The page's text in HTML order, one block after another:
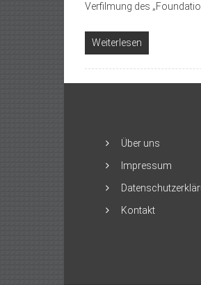
Verfilmung des
Weiterlesen
Über uns
Impressum
Kontakt